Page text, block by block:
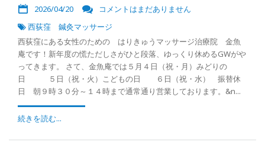
2026/04/20
コメントはまだありません
西荻窪 鍼灸マッサージ
西荻窪にある女性のための はりきゅうマッサージ治療院 金魚
庵です！新年度の慌ただしさがひと段落、ゆっくり休めるGWがや
ってきます。 さて、金魚庵では５月４日（祝・月）みどりの
日 ５日（祝・火）こどもの日 ６日（祝・水） 振替休
日 朝９時３０分～１４時まで通常通り営業しております。&n...
続きを読む...